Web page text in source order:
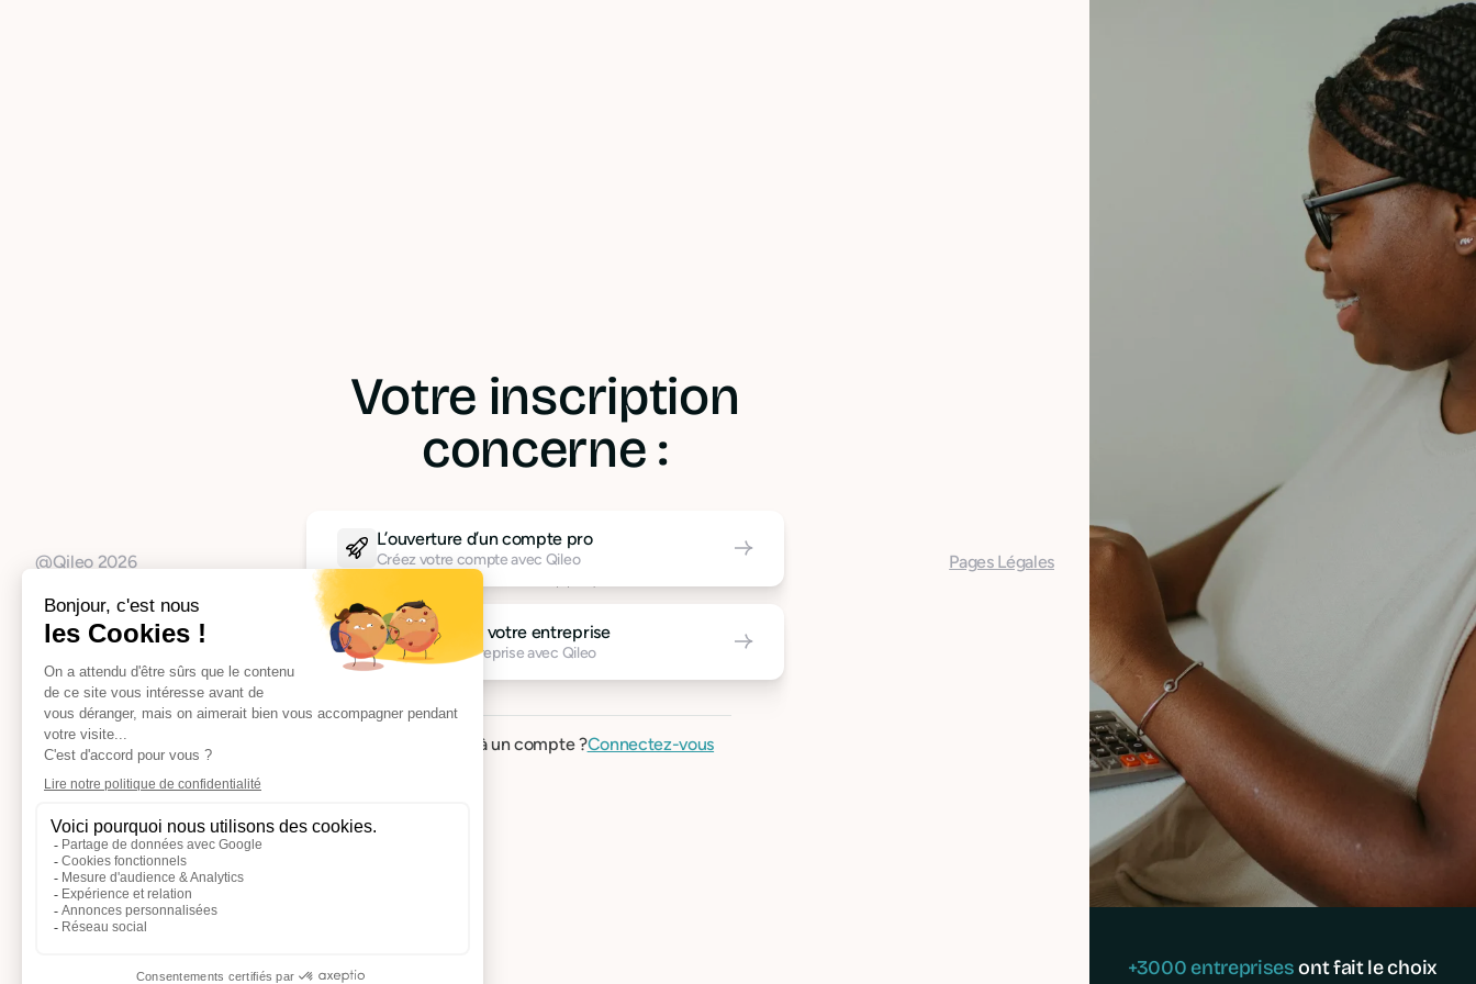
Votre inscription
concerne :
L’ouverture d’un compte pro
Créez votre compte avec Qileo
La création de votre entreprise
Créez votre entreprise avec Qileo
Vous avez déjà un compte ?Connectez-vous
@Qileo 2026 Pages Légales
+3000 entreprisesont fait le choix